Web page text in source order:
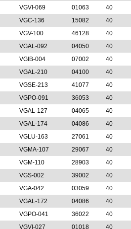
VGVI-069 01063 40
VGC-136 15082 40
VGV-100 46128 40
VGAL-092 04050 40
VGIB-004 07002 40
VGAL-210 04100 40
VGSE-213 41077 40
VGPO-091 36053 40
VGAL-127 04065 40
VGAL-174 04086 40
VGLU-163 27061 40
VGMA-107 29067 40
VGM-110 28903 40
VGS-002 39002 40
VGA-042 03059 40
VGAL-172 04086 40
VGPO-041 36022 40
VGVI-027 01018 40